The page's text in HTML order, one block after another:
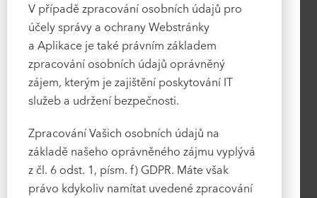
V případě zpracování osobních údajů pro
účely správy a ochrany Webstránky
a Aplikace je také právním základem
zpracování osobních údajů oprávněný
zájem, kterým je zajištění poskytování IT
služeb a udržení bezpečnosti.
Zpracování Vašich osobních údajů na
základě našeho oprávněného zájmu vyplývá
z čl. 6 odst. 1, písm. f) GDPR. Máte však
právo kdykoliv namítat uvedené zpracování